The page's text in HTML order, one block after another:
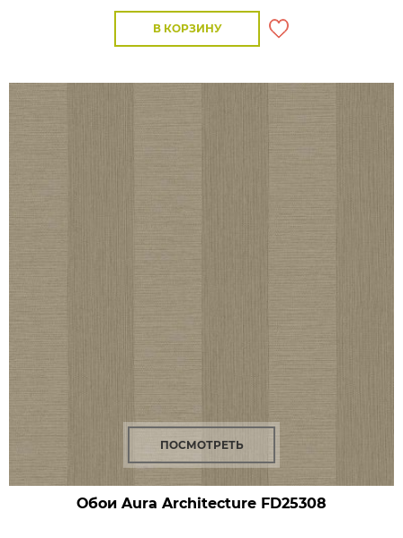
В КОРЗИНУ
ПОСМОТРЕТЬ
Обои Aura Architecture FD25308